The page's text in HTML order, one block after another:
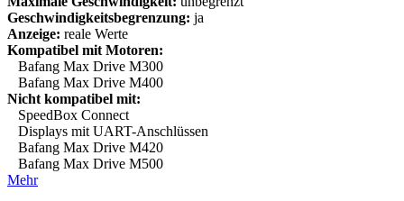
Geschwindigkeitsbegrenzung: ja
Anzeige: reale Werte
Kompatibel mit Motoren:
Bafang Max Drive M300
Bafang Max Drive M400
Nicht kompatibel mit:
SpeedBox Connect
Displays mit UART-Anschlüssen
Bafang Max Drive M420
Bafang Max Drive M500
Mehr